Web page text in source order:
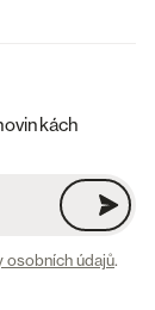
osobních údajů.